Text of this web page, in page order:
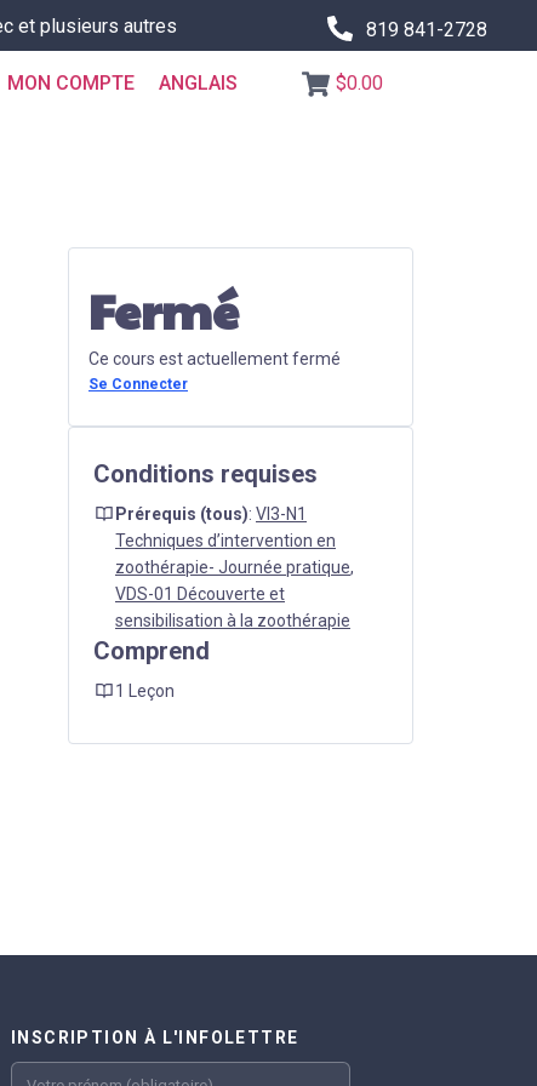
et plusieurs autres 819 841-2728
MON COMPTE ANGLAIS $0.00
Fermé
Ce cours est actuellement fermé
Se Connecter
Conditions requises
Prérequis (tous): VI3-N1
Techniques d’intervention en
zoothérapie- Journée pratique,
VDS-01 Découverte et
sensibilisation à la zoothérapie
Comprend
1 Leçon
INSCRIPTION À L'INFOLETTRE